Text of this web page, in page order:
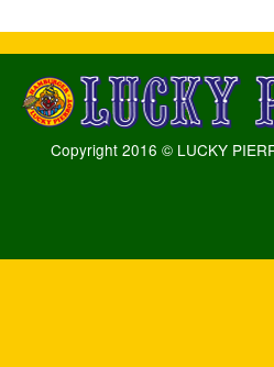
Copyright 2016 © LUCKY